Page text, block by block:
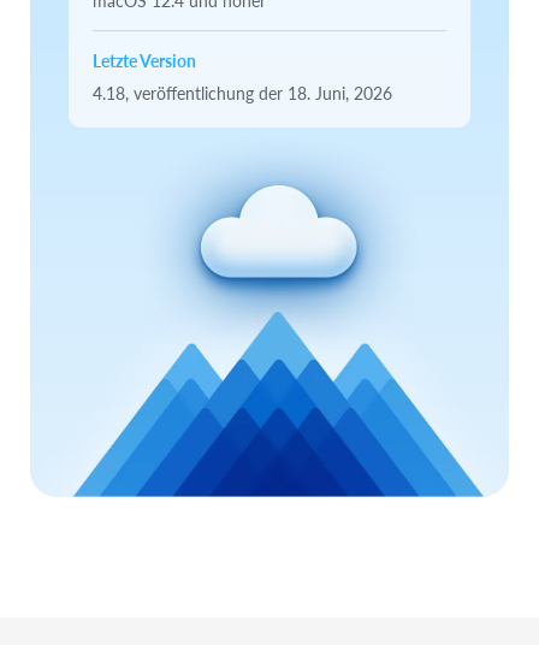
Letzte Version
4.18, veröffentlichung der 18. Juni, 2026